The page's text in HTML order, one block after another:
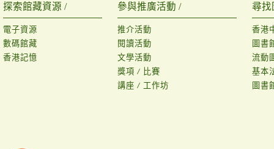
探索館藏資源 /
電子資源
數碼館藏
香港記憶
參與推廣活動 /
推介活動
閱讀活動
文學活動
獎項 / 比賽
講座 / 工作坊
尋找
香港
圖書
流動
基本
圖書